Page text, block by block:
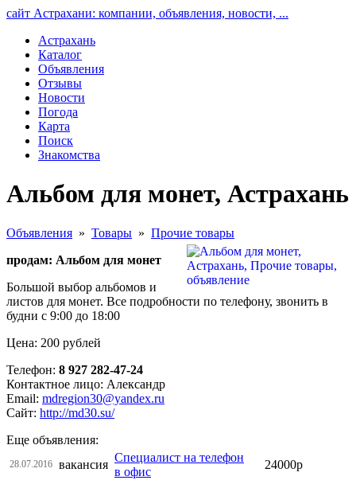
сайт Астрахани: компании, объявления, новости, ...
Астрахань
Каталог
Объявления
Отзывы
Новости
Погода
Карта
Поиск
Знакомства
Альбом для монет, Астрахань
Объявления » Товары » Прочие товары
продам: Альбом для монет
Большой выбор альбомов и
листов для монет. Все подробности по телефону, звонить в
будни с 9:00 до 18:00
Цена: 200 рублей
Телефон: 8 927 282-47-24
Контактное лицо: Александр
Email: mdregion30@yandex.ru
Сайт: http://md30.su/
Еще объявления:
28.07.2016 вакансия
Специалист на телефон
в офис
24000р